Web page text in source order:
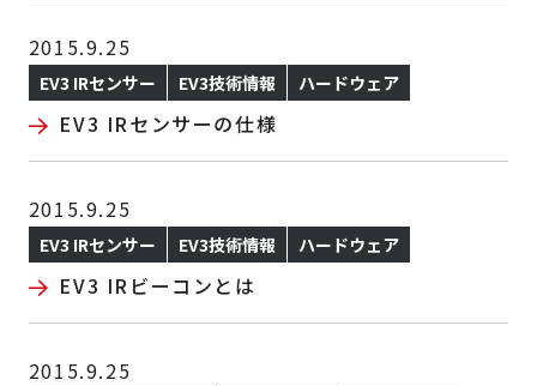
2015.9.25
EV3 IRセンサー EV3技術情報 ハードウェア
EV3 IRセンサーの仕様
2015.9.25
EV3 IRセンサー EV3技術情報 ハードウェア
EV3 IRビーコンとは
2015.9.25